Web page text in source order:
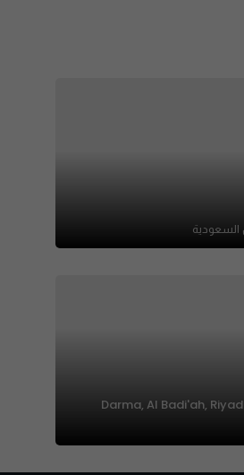
2567 Darma, Al Badi'ah,